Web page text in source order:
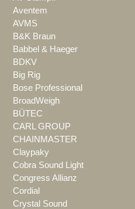
Aventem
AVMS
B&K Braun
Babbel & Haeger
BDKV
Big Rig
Bose Professional
BroadWeigh
BÜTEC
CARL GROUP
CHAINMASTER
Claypaky
Cobra Sound Light
Congress Allianz
Cordial
Crystal Sound